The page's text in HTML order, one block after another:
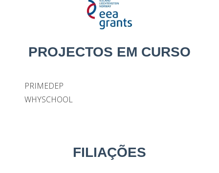
PROJECTOS EM CURSO
PRIMEDEP
WHYSCHOOL
FILIAÇÕES